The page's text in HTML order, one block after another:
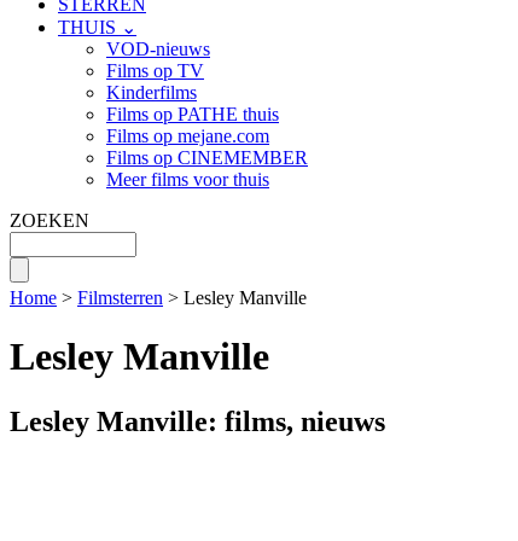
STERREN
THUIS ⌄
VOD-nieuws
Films op TV
Kinderfilms
Films op PATHE thuis
Films op mejane.com
Films op CINEMEMBER
Meer films voor thuis
ZOEKEN
Home > Filmsterren > Lesley Manville
Lesley Manville
Lesley Manville: films, nieuws